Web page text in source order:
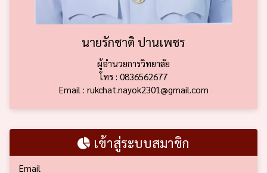
นายรักชาติ ปานเพชร
ผู้อำนวยการวิทยาลัย
โทร : 0836562677
Email : rukchat.nayok2301@gmail.com
เข้าสู่ระบบสมาชิก
Email